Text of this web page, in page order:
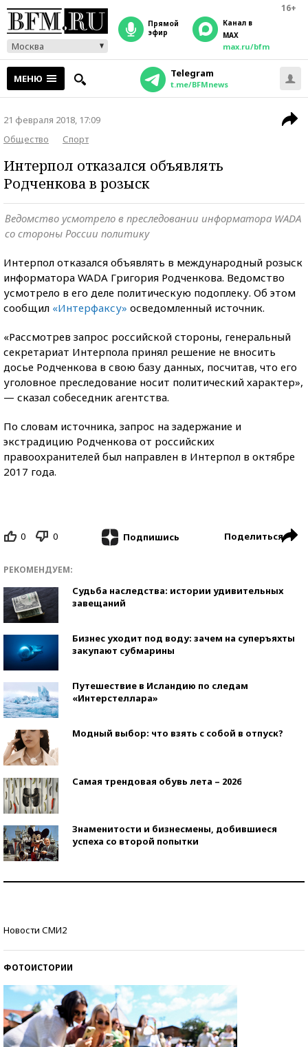
16+
Москва
прямой
эфир
Канал в
MAX
max.ru/bfm
МЕНЮ Telegram
t.me/BFMnews
21 февраля 2018, 17:09
Общество
Спорт
Интерпол отказался объявлять
Родченкова в розыск
Ведомство усмотрело в преследовании информатора WADA
со стороны России политику
Интерпол отказался объявлять в международный розыск
информатора WADA Григория Родченкова. Ведомство
усмотрело в его деле политическую подоплеку. Об этом
сообщил «Интерфаксу» осведомленный источник.
«Рассмотрев запрос российской стороны, генеральный
секретариат Интерпола принял решение не вносить
досье Родченкова в свою базу данных, посчитав, что его
уголовное преследование носит политический характер»,
— сказал собеседник агентства.
По словам источника, запрос на задержание и
экстрадицию Родченкова от российских
правоохранителей был направлен в Интерпол в октябре
2017 года.
0 0 Подпишись Поделиться
РЕКОМЕНДУЕМ:
Судьба наследства: истории удивительных
завещаний
Бизнес уходит под воду: зачем на суперъяхты
закупают субмарины
Путешествие в Исландию по следам
«Интерстеллара»
Модный выбор: что взять с собой в отпуск?
Самая трендовая обувь лета – 2026
Знаменитости и бизнесмены, добившиеся
успеха со второй попытки
Новости СМИ2
ФОТОИСТОРИИ